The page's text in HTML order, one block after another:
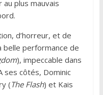
plus mauvais
d’horreur, et de
belle performance de
), impeccable dans
ses côtés, Dominic
(The Flash) et Kais